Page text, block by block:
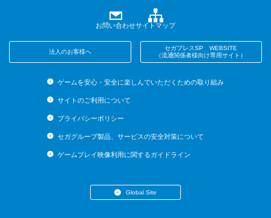
お問い合わせサイトマップ
法人のお客様へ
セガプレスSP WEBSITE
（流通関係者様向け専用サイト）
ゲームを安心・安全に楽しんでいただくための取り組み
サイトのご利用について
プライバシーポリシー
セガグループ製品、サービスの安全対策について
ゲームプレイ映像利用に関するガイドライン
Global Site
・English (US)